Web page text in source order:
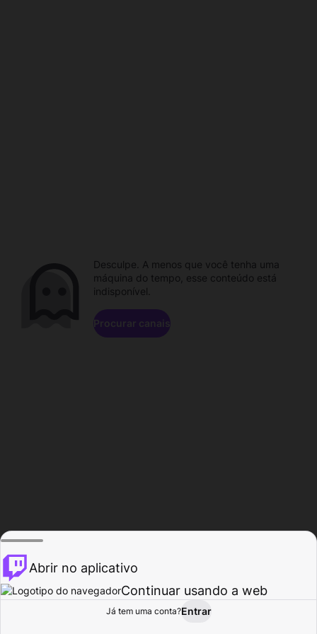
Procurar Atividade
Desculpe. A menos que você tenha uma
máquina do tempo, esse conteúdo está
indisponível.
Procurar canais
Abrir no aplicativo
Continuar usando a web
Já tem uma conta?Entrar